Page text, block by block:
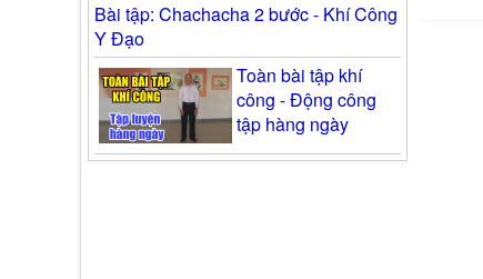
Bài tập: Chachacha 2 bước - Khí Công
Y Đạo
Toàn bài tập khí
công - Động công
tập hàng ngày